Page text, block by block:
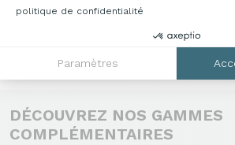
politique de confidentialité
Paramètres
Télécharger la
DÉCOUVREZ NOS GAMMES
COMPLÉMENTAIRES